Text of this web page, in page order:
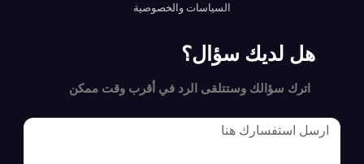
السياسات والخصوصية
هل لديك سؤال؟
اترك سؤالك وستتلقى الرد في أقرب وقت ممكن